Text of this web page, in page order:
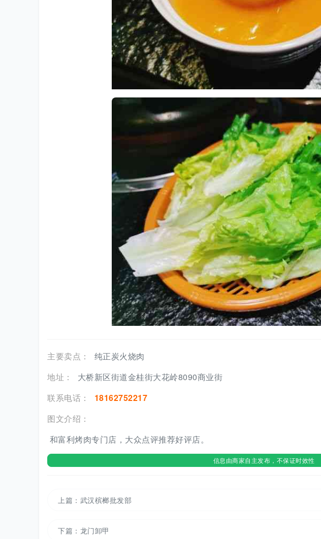
主要卖点：
纯正炭火烧肉
地址：
大桥新区街道金桂街大花岭8090商业街
联系电话：
18162752217
图文介绍：
和富利烤肉专门店，大众点评推荐好评店。
信息由商家自主发布，不保证时效性
上篇： 武汉槟榔批发部
下篇： 龙门卸甲